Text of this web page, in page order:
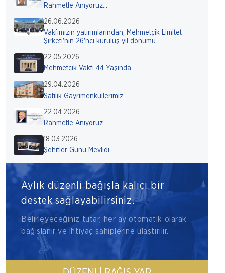
Rahmetle Anıyoruz...
26.06.2026
Vakfımızın yatırımlarından, Mehmetçik Limitet
Şirketi'nin 26'ncı kuruluş yıl dönümü
22.05.2026
Mehmetçik Vakfı 44 Yaşında
29.04.2026
Satılık Gayrimenkullerimiz
22.04.2026
Rahmetle Anıyoruz...
18.03.2026
Şehitler Günü Mevlidi
Aylık düzenli bağışla kalıcı bir
destek sağlayabilirsiniz.
Belirleyeceğiniz tutar, her ay otomatik olarak
bağışlanır ve ihtiyaç sahiplerine ulaştırılır.